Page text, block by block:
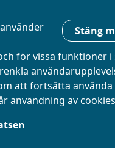
Stäng
för vissa funktioner
att fortsätta
användning av